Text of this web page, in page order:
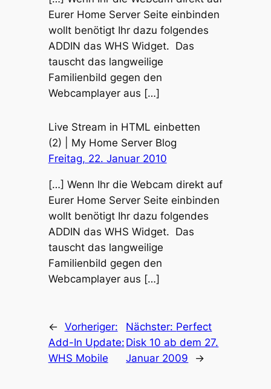
Eurer Home Server Seite einbinden
wollt benötigt Ihr dazu folgendes
ADDIN das WHS Widget. Das
tauscht das langweilige
Familienbild gegen den
Webcamplayer aus […]
Live Stream in HTML einbetten
(2) | My Home Server Blog
Freitag, 22. Januar 2010
[…] Wenn Ihr die Webcam direkt auf
Eurer Home Server Seite einbinden
wollt benötigt Ihr dazu folgendes
ADDIN das WHS Widget. Das
tauscht das langweilige
Familienbild gegen den
Webcamplayer aus […]
← Vorheriger:
Add-In Update:
WHS Mobile
Nächster: Perfect
Disk 10 ab dem 27.
Januar 2009
→